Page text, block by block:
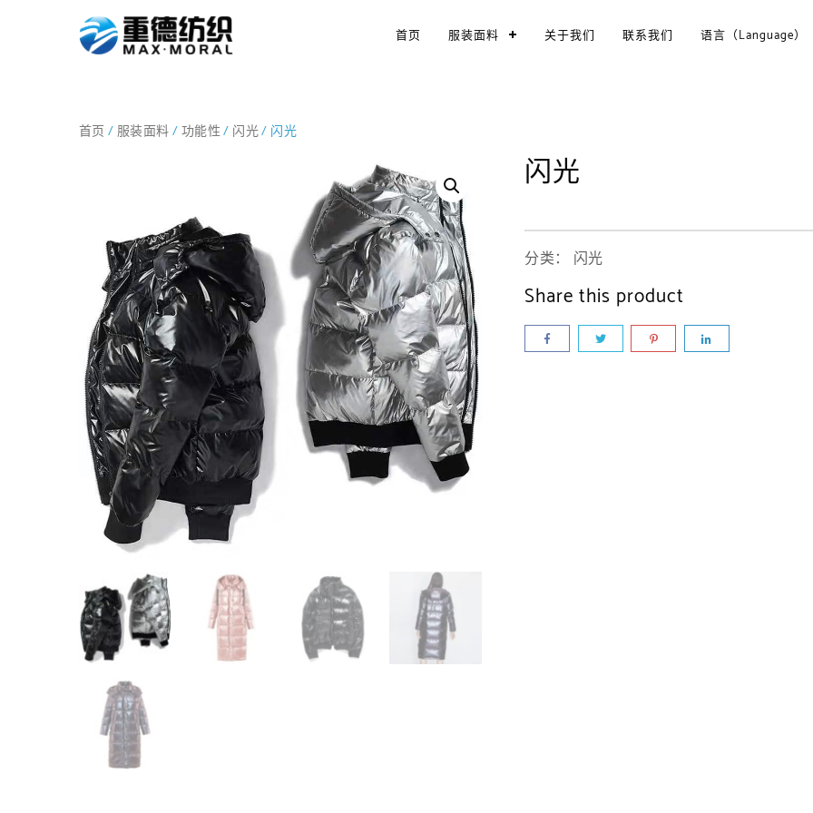
首页 服装面料 关于我们 联系我们 语言（Language）
首页 /服装面料/功能性/ 闪光/ 闪光
闪光
分类： 闪光
Share this product